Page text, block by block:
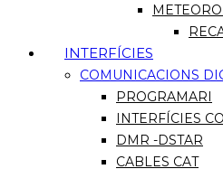
INTERFÍCIES
COMUNICACIONS
PROGRAMARI
INTERFÍCIES
DMR -DSTAR
CABLES CAT